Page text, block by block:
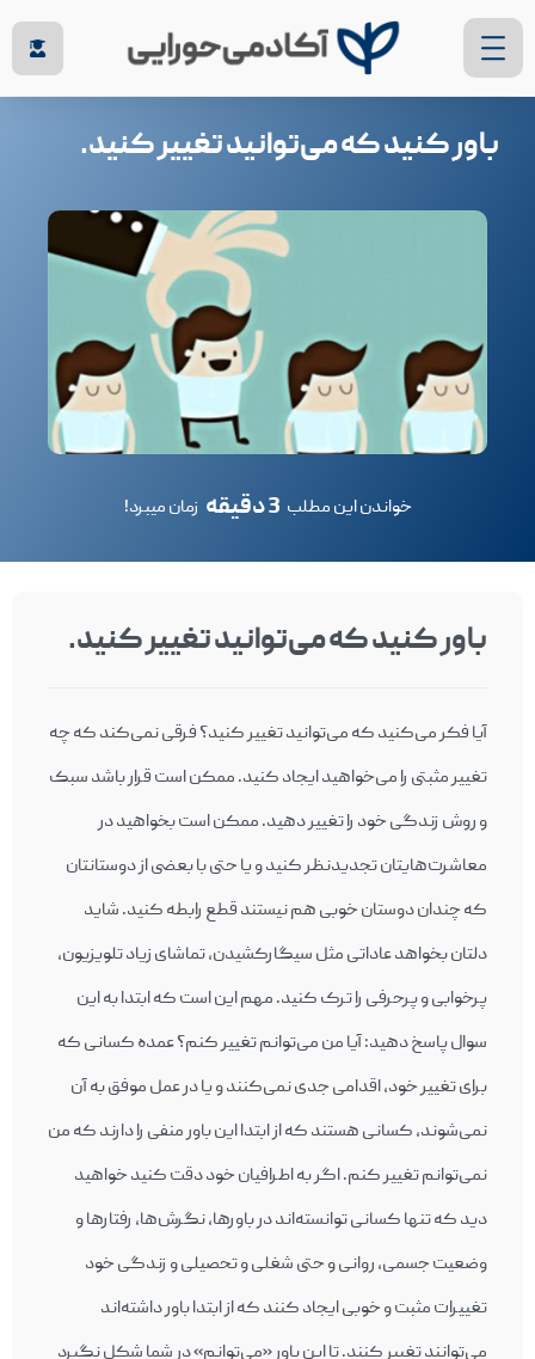
باور کنيد که می‌توانيد تغيير کنيد.
خواندن این مطلب 3 دقیقه زمان میبرد!
باور کنيد که می‌توانيد تغيير کنيد.
آيا فکر می‌کنيد که می‌توانيد تغيير کنيد؟ فرقی نمی‌کند که چه
تغيير مثبتی را می‌خواهيد ايجاد کنيد. ممکن است قرار باشد سبک
و روش زندگی خود را تغيير دهيد. ممکن است بخواهيد در
معاشرت‌هايتان تجديدنظر کنيد و يا حتی با بعضی از دوستانتان
که چندان دوستان خوبی هم نيستند قطع رابطه کنيد. شايد
دلتان بخواهد عاداتی مثل سيگارکشيدن، تماشای زياد تلويزيون،
پرخوابی و پرحرفی را ترک کنيد. مهم اين است که ابتدا به اين
سوال پاسخ دهيد: آيا من می‌توانم تغيير کنم؟ عمده کسانی که
برای تغيير خود، اقدامی جدی نمی‌کنند و يا در عمل موفق به آن
نمی‌شوند، کسانی هستند که از ابتدا اين باور منفی را دارند که من
نمی‌توانم تغيير کنم. اگر به اطرافيان خود دقت کنيد خواهيد
ديد که تنها کسانی توانسته‌اند در باورها، نگرش‌ها، رفتارها و
وضعيت جسمی، روانی و حتی شغلی و تحصيلی و زندگی خود
تغييرات مثبت و خوبی ايجاد کنند که از ابتدا باور داشته‌اند
می‌توانند تغيير کنند. تا اين باور «می‌توانم» در شما شکل نگيرد